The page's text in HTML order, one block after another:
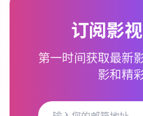
订阅影
第一时间获取最新
影和精